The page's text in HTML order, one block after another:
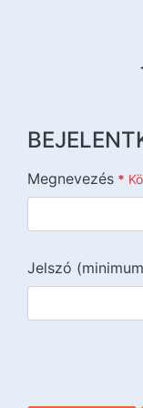
Megnevezés *
Jelszó